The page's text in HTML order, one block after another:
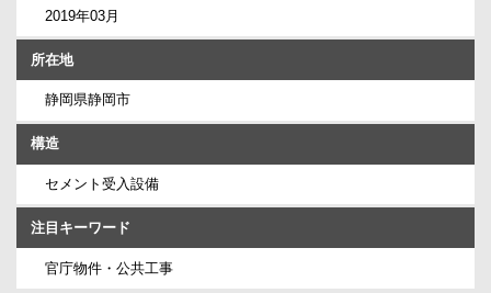
2019年03月
所在地
静岡県静岡市
構造
セメント受入設備
注目キーワード
官庁物件・公共工事